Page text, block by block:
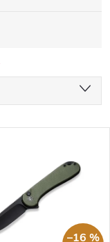
–16 %